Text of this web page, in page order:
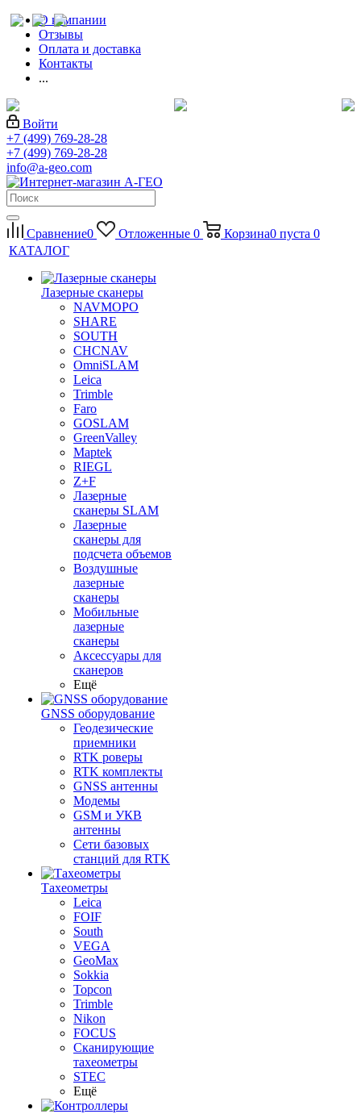
О компании
Отзывы
Оплата и доставка
Контакты
...
Войти
+7 (499) 769-28-28
+7 (499) 769-28-28
info@a-geo.com
Сравнение0 Отложенные 0 Корзина0 пуста 0
КАТАЛОГ
Лазерные сканеры
NAVMOPO
SHARE
SOUTH
CHCNAV
OmniSLAM
Leica
Trimble
Faro
GOSLAM
GreenValley
Maptek
RIEGL
Z+F
Лазерные
сканеры SLAM
Лазерные
сканеры для
подсчета объемов
Воздушные
лазерные
сканеры
Мобильные
лазерные
сканеры
Аксессуары для
сканеров
Ещё
GNSS оборудование
Геодезические
приемники
RTK роверы
RTK комплекты
GNSS антенны
Модемы
GSM и УКВ
антенны
Сети базовых
станций для RTK
Тахеометры
Leica
FOIF
South
VEGA
GeoMax
Sokkia
Topcon
Trimble
Nikon
FOCUS
Сканирующие
тахеометры
STEC
Ещё